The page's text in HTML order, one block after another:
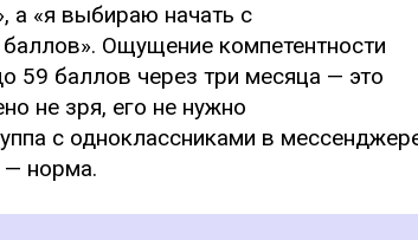
а «я выбираю начать с
Ощущение компетентности
59 баллов через три месяца — это
не зря, его не нужно
с одноклассниками в
— норма.